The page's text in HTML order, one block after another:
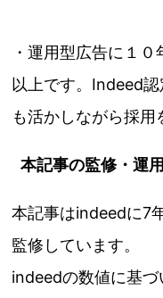
・運用型広告に１
以上です。Indeed
も活かしながら採用
本記事の監修・運
本記事はindeedに7
監修しています。
indeedの数値に基